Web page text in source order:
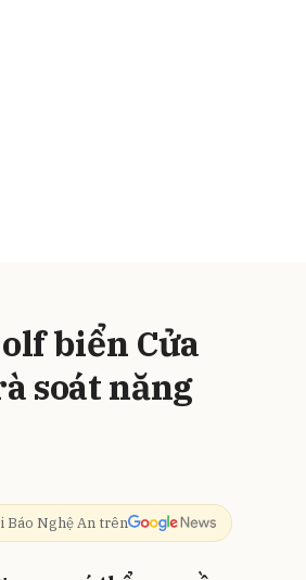
biển Cửa
soát năng
Báo Nghệ An trên